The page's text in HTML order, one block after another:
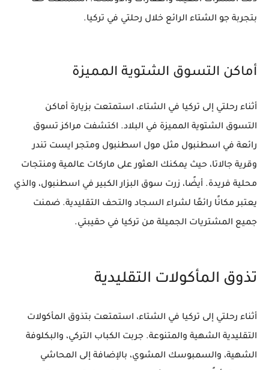
بتجربة جو الشتاء الرائع خلال رحلتي في تركيا.
أماكن التسوق الشتوية المميزة
أثناء رحلتي إلى تركيا في الشتاء، استمتعت بزيارة أماكن
التسوق الشتوية المميزة في البلاد. اكتشفت مراكز تسوق
رائعة في اسطنبول مثل مول اسطنبول ومتجر ايست تندر
وقرية جالاتا، حيث يمكنك العثور على ماركات عالمية ومنتجات
محلية فريدة. أيضًا، زرت سوق البزار الكبير في اسطنبول، والذي
يعتبر مكانًا رائعًا لشراء السجاد والتحف التقليدية. ضمنت
جميع المشتريات الجميلة من تركيا في حقيبتي.
تذوق المأكولات التقليدية
أثناء رحلتي إلى تركيا في الشتاء، استمتعت بتذوق المأكولات
التقليدية الشهية والمتنوعة. جربت الكباب التركي، والبكلوفة
الشهية، والسمبوسك المشوي، بالإضافة إلى المحاشي